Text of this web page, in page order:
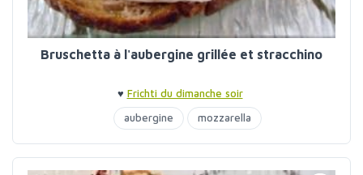
Bruschetta à l'aubergine grillée et stracchino
♥ Frichti du dimanche soir
aubergine
mozzarella